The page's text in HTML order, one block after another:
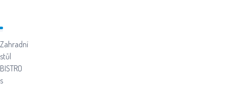
Zahradní
stůl
BISTRO
s